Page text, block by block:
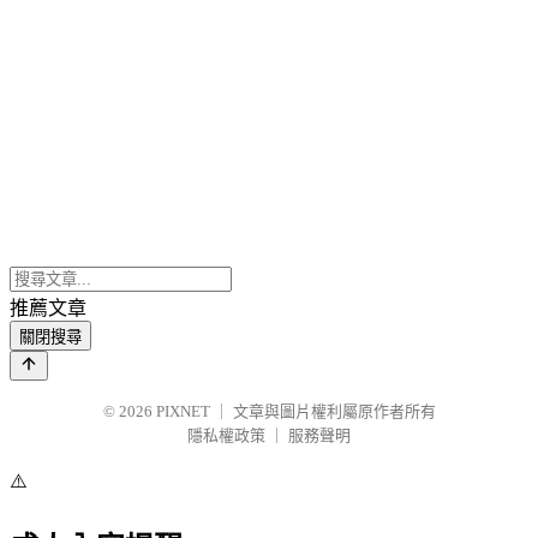
推薦文章
關閉搜尋
© 2026 PIXNET
文章與圖片權利屬原作者所有
隱私權政策
服務聲明
⚠️